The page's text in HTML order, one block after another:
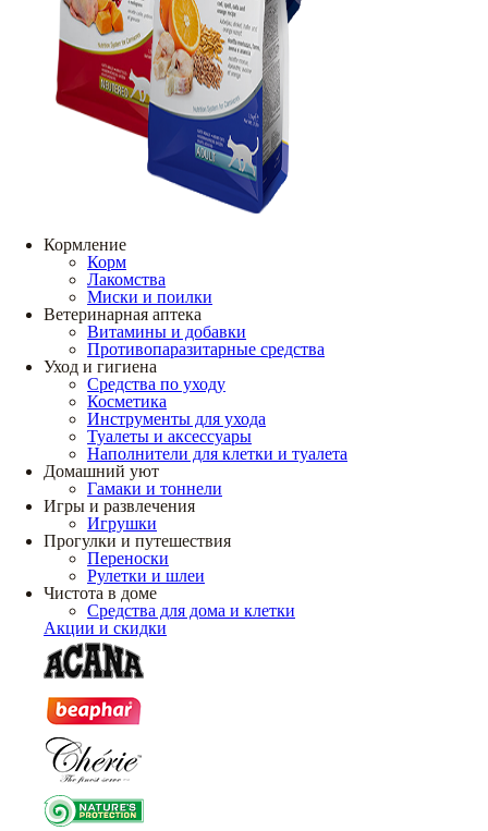
Кормление
Корм
Лакомства
Миски и поилки
Ветеринарная аптека
Витамины и добавки
Противопаразитарные средства
Уход и гигиена
Средства по уходу
Косметика
Инструменты для ухода
Туалеты и аксессуары
Наполнители для клетки и туалета
Домашний уют
Гамаки и тоннели
Игры и развлечения
Игрушки
Прогулки и путешествия
Переноски
Рулетки и шлеи
Чистота в доме
Средства для дома и клетки
Акции и скидки